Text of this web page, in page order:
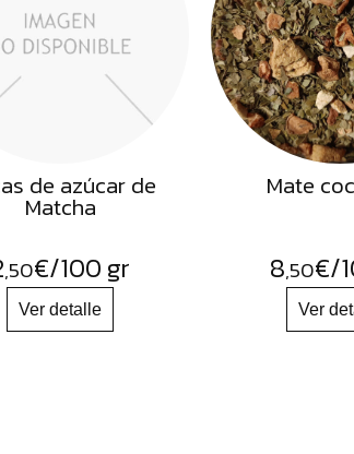
de azúcar de
Matcha
,50€/100 gr
Mate
8,50€/